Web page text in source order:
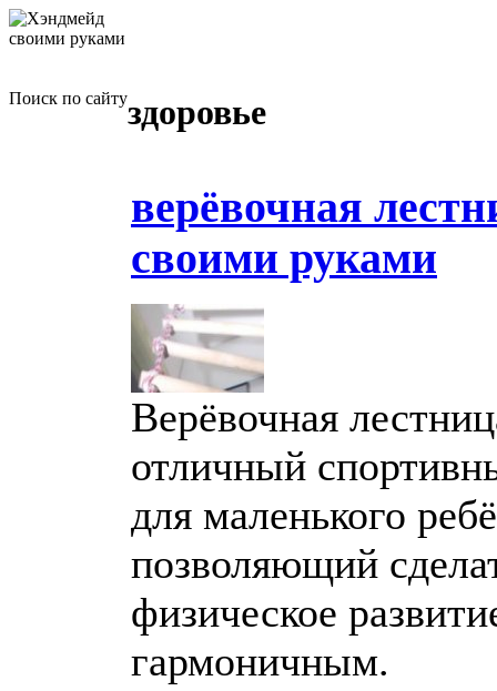
Поиск по сайтуздоровье
верёвочная
своими руками
Верёвочная
отличный
для маленького
позволяющий
физическое
гармоничным.